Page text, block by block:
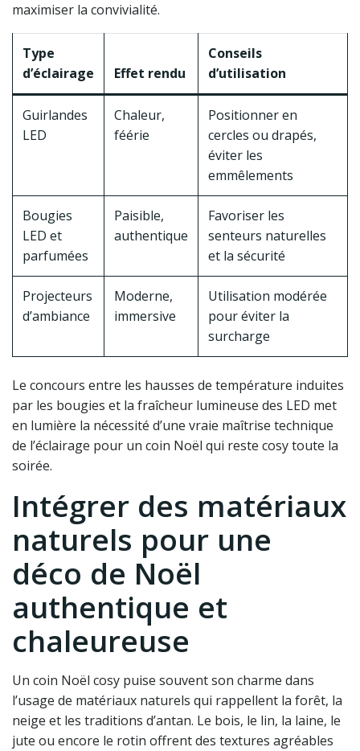
maximiser la convivialité.
Type
d’éclairage
Effet rendu
Conseils
d’utilisation
Guirlandes
LED
Chaleur,
féérie
Positionner en
cercles ou drapés,
éviter les
emmêlements
Bougies
LED et
parfumées
Paisible,
authentique
Favoriser les
senteurs naturelles
et la sécurité
Projecteurs
d’ambiance
Moderne,
immersive
Utilisation modérée
pour éviter la
surcharge
Le concours entre les hausses de température induites
par les bougies et la fraîcheur lumineuse des LED met
en lumière la nécessité d’une vraie maîtrise technique
de l’éclairage pour un coin Noël qui reste cosy toute la
soirée.
Intégrer des matériaux
naturels pour une
déco de Noël
authentique et
chaleureuse
Un coin Noël cosy puise souvent son charme dans
l’usage de matériaux naturels qui rappellent la forêt, la
neige et les traditions d’antan. Le bois, le lin, la laine, le
jute ou encore le rotin offrent des textures agréables